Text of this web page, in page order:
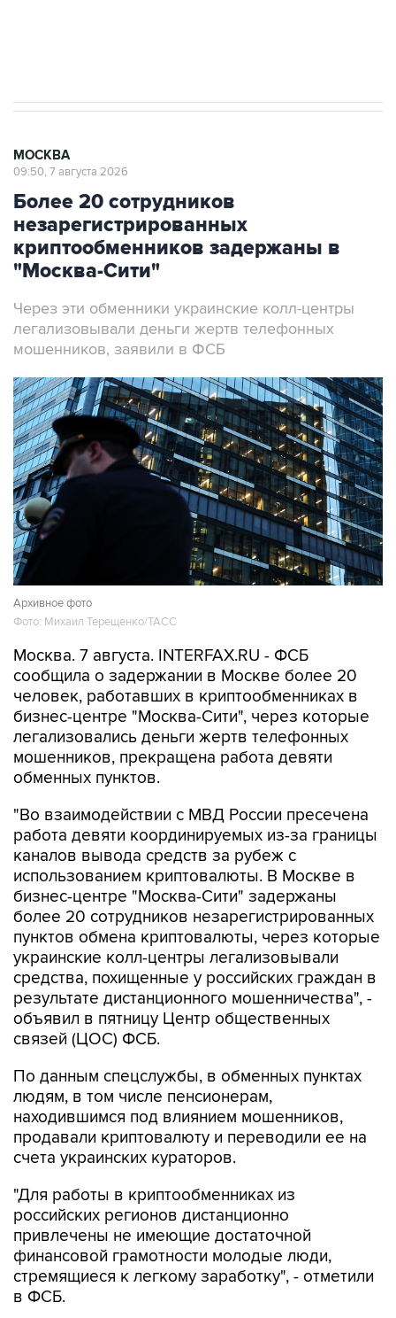
Более 20 сотрудников
незарегистрированных
криптообменников задержаны в
"Москва-Сити"
Через эти обменники украинские колл-центры
мошенников, заявили в ФСБ
Архивное фото
Фото: Михаил Терещенко/ТАСС
Москва. 7 августа. INTERFAX.RU - ФСБ
человек, работавших в криптообменниках в
бизнес-центре "Москва-Сити", через которые
легализовались деньги жертв телефонных
мошенников, прекращена работа девяти
обменных пунктов.
"Во взаимодействии с МВД России пресечена
каналов вывода средств за рубеж с
использованием криптовалюты. В Москве в
бизнес-центре "Москва-Сити" задержаны
более 20 сотрудников незарегистрированных
пунктов обмена криптовалюты, через которые
украинские колл-центры легализовывали
средства, похищенные у российских граждан в
результате дистанционного мошенничества", -
объявил в пятницу Центр общественных
связей (ЦОС) ФСБ.
По данным спецслужбы, в обменных пунктах
находившимся под влиянием мошенников,
продавали криптовалюту и переводили ее на
счета украинских кураторов.
"Для работы в криптообменниках из
привлечены не имеющие достаточной
финансовой грамотности молодые люди,
стремящиеся к легкому заработку", - отметили
в ФСБ.
Также, добавили в ЦОС, задержаны пособники